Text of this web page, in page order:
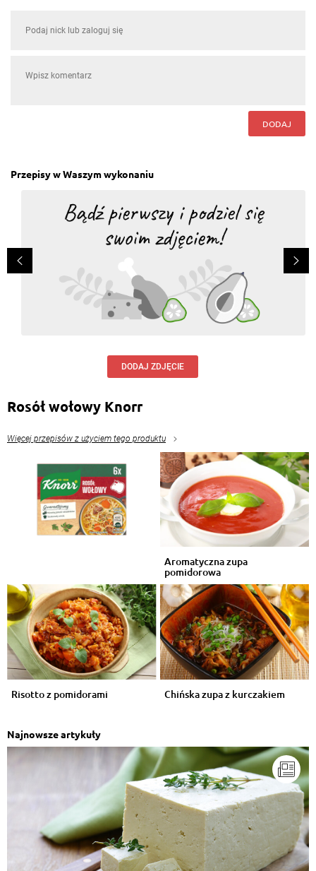
DODAJ
Przepisy w Waszym wykonaniu
DODAJ ZDJĘCIE
Rosół wołowy Knorr
Więcej przepisów z użyciem tego produktu
Aromatyczna zupa
pomidorowa
Risotto z pomidorami Chińska zupa z kurczakiem
Najnowsze artykuły